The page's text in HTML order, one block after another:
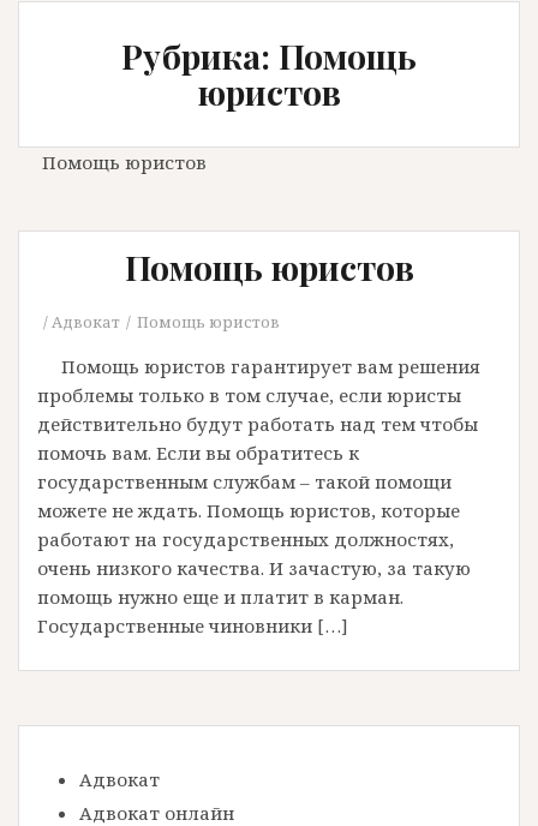
Рубрика: Помощь
юристов
Помощь юристов
Помощь юристов
Адвокат Помощь юристов
Помощь юристов гарантирует вам решения
проблемы только в том случае, если юристы
действительно будут работать над тем чтобы
помочь вам. Если вы обратитесь к
государственным службам – такой помощи
можете не ждать. Помощь юристов, которые
работают на государственных должностях,
очень низкого качества. И зачастую, за такую
помощь нужно еще и платит в карман.
Государственные чиновники […]
Адвокат
Адвокат онлайн